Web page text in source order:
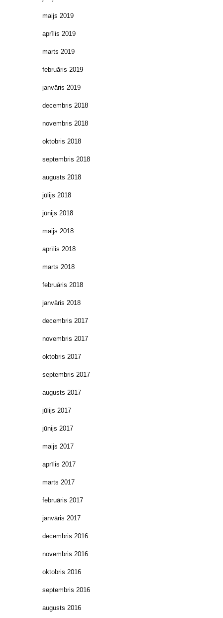
maijs 2019
aprīlis 2019
marts 2019
februāris 2019
janvāris 2019
decembris 2018
novembris 2018
oktobris 2018
septembris 2018
augusts 2018
jūlijs 2018
jūnijs 2018
maijs 2018
aprīlis 2018
marts 2018
februāris 2018
janvāris 2018
decembris 2017
novembris 2017
oktobris 2017
septembris 2017
augusts 2017
jūlijs 2017
jūnijs 2017
maijs 2017
aprīlis 2017
marts 2017
februāris 2017
janvāris 2017
decembris 2016
novembris 2016
oktobris 2016
septembris 2016
augusts 2016